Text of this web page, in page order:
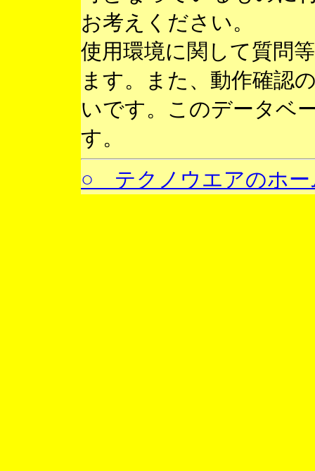
お考えください。
使用環境に関して質問
ます。また、動作確認
いです。このデータベ
す。
○ テクノウエアのホー